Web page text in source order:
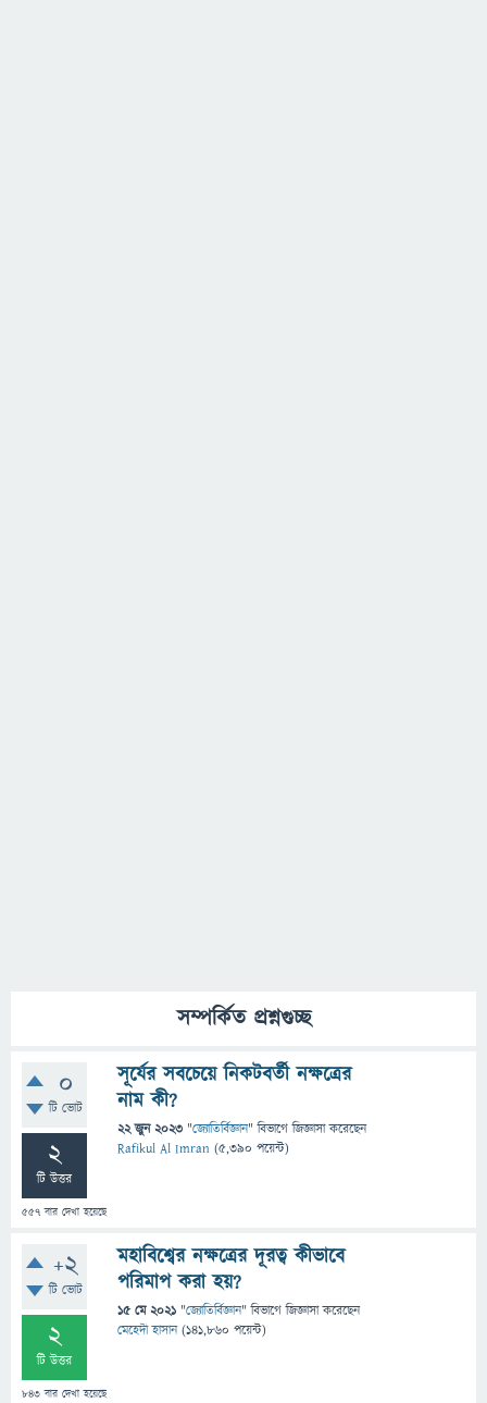
সম্পর্কিত প্রশ্নগুচ্ছ
0
টি ভোট
2
টি উত্তর
557 বার দেখা হয়েছে
সূর্যের সবচেয়ে নিকটবর্তী নক্ষত্রের
নাম কী?
22 জুন 2023 "জ্যোতির্বিজ্ঞান" বিভাগে জিজ্ঞাসাকরেছেন
Rafikul Al Imran (5,390 পয়েন্ট)
+2
টি ভোট
2
টি উত্তর
843 বার দেখা হয়েছে
মহাবিশ্বের নক্ষত্রের দূরত্ব কীভাবে
পরিমাপ করা হয়?
15 মে 2021 "জ্যোতির্বিজ্ঞান" বিভাগে জিজ্ঞাসাকরেছেন
মেহেদী হাসান (141,860 পয়েন্ট)